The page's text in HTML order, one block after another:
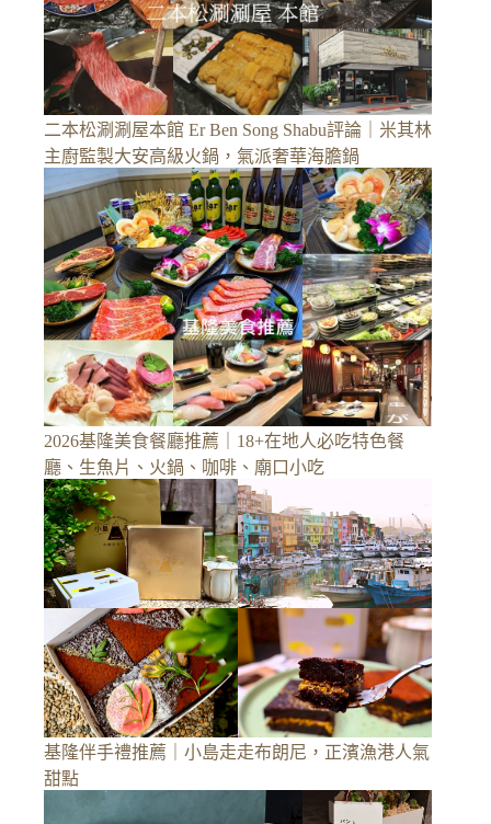
二本松涮涮屋本館 Er Ben Song Shabu評論｜米其林
主廚監製大安高級火鍋，氣派奢華海膽鍋
2026基隆美食餐廳推薦｜18+在地人必吃特色餐
廳、生魚片、火鍋、咖啡、廟口小吃
基隆伴手禮推薦｜小島走走布朗尼，正濱漁港人氣
甜點